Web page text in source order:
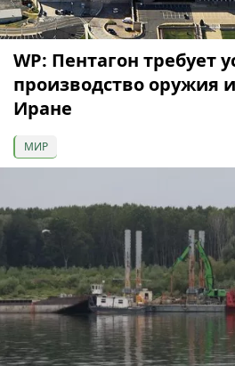
WP: Пентагон требует
производство оружия
Иране
МИР